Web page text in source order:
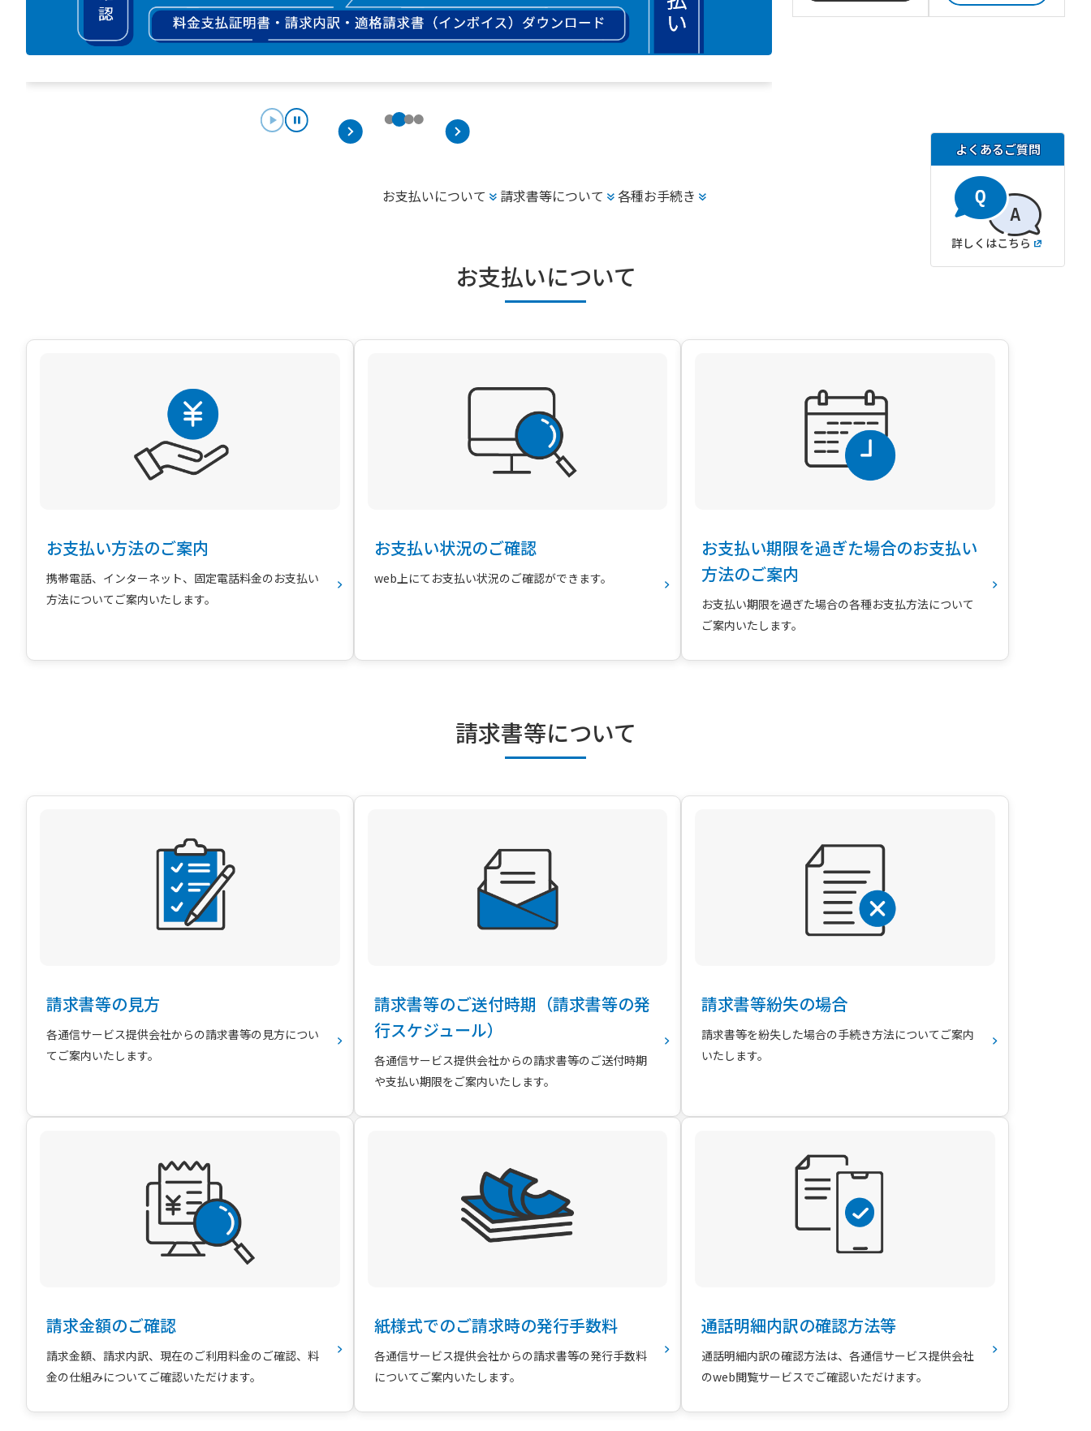
よくあるご質問
詳しくはこちら
お支払いについて 請求書等について 各種お手続き
お支払いについて
お支払い方法のご案内
携帯電話、インターネット、固定電話料金のお支払い
方法についてご案内いたします。
お支払い状況のご確認
web上にてお支払い状況のご確認ができます。
お支払い期限を過ぎた場合のお支払い
方法のご案内
お支払い期限を過ぎた場合の各種お支払方法について
ご案内いたします。
請求書等について
請求書等の見方
各通信サービス提供会社からの請求書等の見方につい
てご案内いたします。
請求書等のご送付時期（請求書等の発
行スケジュール）
各通信サービス提供会社からの請求書等のご送付時期
や支払い期限をご案内いたします。
請求書等紛失の場合
請求書等を紛失した場合の手続き方法についてご案内
いたします。
請求金額のご確認
請求金額、請求内訳、現在のご利用料金のご確認、料
金の仕組みについてご確認いただけます。
紙様式でのご請求時の発行手数料
各通信サービス提供会社からの請求書等の発行手数料
についてご案内いたします。
通話明細内訳の確認方法等
通話明細内訳の確認方法は、各通信サービス提供会社
のweb閲覧サービスでご確認いただけます。